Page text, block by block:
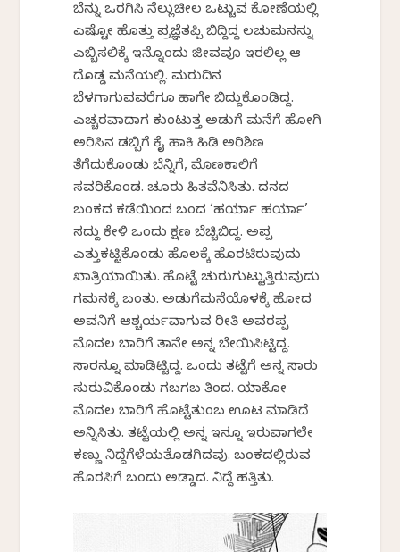
ಬೆನ್ನು ಒರಗಿಸಿ ನೆಲ್ಲುಚೀಲ ಒಟ್ಟುವ ಕೋಣೆಯಲ್ಲಿ
ಎಷ್ಟೋ ಹೊತ್ತು ಪ್ರಜ್ಞೆತಪ್ಪಿ ಬಿದ್ದಿದ್ದ ಲಚುಮನನ್ನು
ಎಬ್ಬಿಸಲಿಕ್ಕೆ ಇನ್ನೊಂದು ಜೀವವೂ ಇರಲಿಲ್ಲ ಆ
ದೊಡ್ಡ ಮನೆಯಲ್ಲಿ. ಮರುದಿನ
ಬೆಳಗಾಗುವವರೆಗೂ ಹಾಗೇ ಬಿದ್ದುಕೊಂಡಿದ್ದ.
ಎಚ್ಚರವಾದಾಗ ಕುಂಟುತ್ತ ಅಡುಗೆ ಮನೆಗೆ ಹೋಗಿ
ಅರಿಸಿನ ಡಬ್ಬಿಗೆ ಕೈ ಹಾಕಿ ಹಿಡಿ ಅರಿಶಿಣ
ತೆಗೆದುಕೊಂಡು ಬೆನ್ನಿಗೆ, ಮೊಣಕಾಲಿಗೆ
ಸವರಿಕೊಂಡ. ಚೂರು ಹಿತವೆನಿಸಿತು. ದನದ
ಬಂಕದ ಕಡೆಯಿಂದ ಬಂದ ‘ಹರ್ಯಾ ಹರ್ಯಾ’
ಸದ್ದು ಕೇಳಿ ಒಂದು ಕ್ಷಣ ಬೆಚ್ಚಿಬಿದ್ದ. ಅಪ್ಪ
ಎತ್ತುಕಟ್ಟಿಕೊಂಡು ಹೊಲಕ್ಕೆ ಹೊರಟಿರುವುದು
ಖಾತ್ರಿಯಾಯಿತು. ಹೊಟ್ಟೆ ಚುರುಗುಟ್ಟುತ್ತಿರುವುದು
ಗಮನಕ್ಕೆ ಬಂತು. ಅಡುಗೆಮನೆಯೊಳಕ್ಕೆ ಹೋದ
ಅವನಿಗೆ ಆಶ್ಚರ್ಯವಾಗುವ ರೀತಿ ಅವರಪ್ಪ
ಮೊದಲ ಬಾರಿಗೆ ತಾನೇ ಅನ್ನ ಬೇಯಿಸಿಟ್ಟಿದ್ದ.
ಸಾರನ್ನೂ ಮಾಡಿಟ್ಟಿದ್ದ. ಒಂದು ತಟ್ಟೆಗೆ ಅನ್ನ ಸಾರು
ಸುರುವಿಕೊಂಡು ಗಬಗಬ ತಿಂದ. ಯಾಕೋ
ಮೊದಲ ಬಾರಿಗೆ ಹೊಟ್ಟೆತುಂಬ ಊಟ ಮಾಡಿದೆ
ಅನ್ನಿಸಿತು. ತಟ್ಟೆಯಲ್ಲಿ ಅನ್ನ ಇನ್ನೂ ಇರುವಾಗಲೇ
ಕಣ್ಣು ನಿದ್ದೆಗೆಳೆಯತೊಡಗಿದವು. ಬಂಕದಲ್ಲಿರುವ
ಹೊರಸಿಗೆ ಬಂದು ಅಡ್ಡಾದ. ನಿದ್ದೆ ಹತ್ತಿತು.